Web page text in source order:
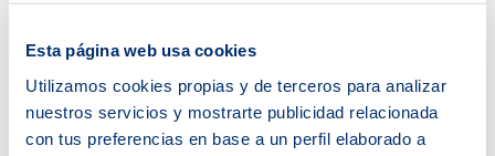
Esta página web usa cookies
Utilizamos cookies propias y de terceros para analizar
nuestros servicios y mostrarte publicidad relacionada
con tus preferencias en base a un perfil elaborado a
agua depurada, 39,08 hm3 agua regenerada
EDAR de Begues: 0,36 hm3 agua depurada
Ecofactoria de Sant Feliu: 16,13 hm3 agua
depurada, 0,42 hm3 agua regenerada